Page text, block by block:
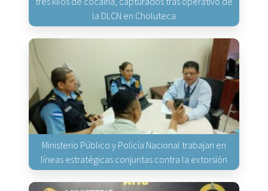
la DLCN en Choluteca
Ministerio Público y Policía Nacional trabajan en
líneas estratégicas conjuntas contra la extorsión